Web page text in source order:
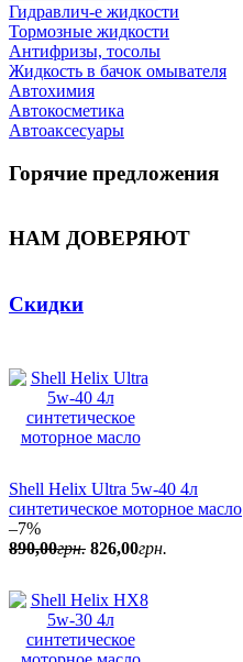
Гидравлич-е жидкости
Тормозные жидкости
Антифризы, тосолы
Жидкость в бачок омывателя
Автохимия
Автокосметика
Автоаксесуары
Горячие предложения
НАМ ДОВЕРЯЮТ
Скидки
Shell Helix Ultra 5w-40 4л
синтетическое моторное масло
–7%
890,00грн. 826,00грн.